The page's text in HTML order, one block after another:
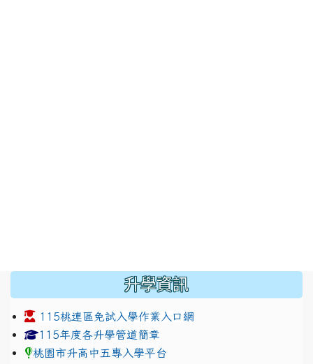
升學資訊
115桃連區免試入學作業入口網
link to https://www.jhjhs.tyc.edu.tw/modules/
115年度各升學管道簡章
桃園市升高中五專入學平台